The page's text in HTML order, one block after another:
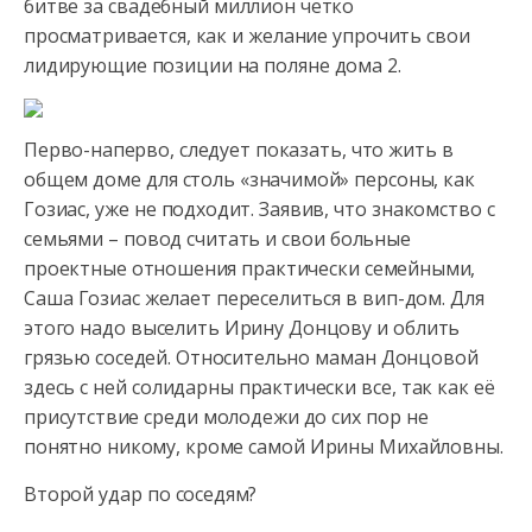
битве за свадебный миллион четко
просматривается, как и желание упрочить свои
лидирующие позиции на поляне дома 2.
Перво-наперво, следует показать, что жить в
общем доме для столь «значимой» персоны, как
Гозиас, уже не подходит. Заявив, что знакомство с
семьями – повод считать и свои больные
проектные отношения практически семейными,
Саша Гозиас желает переселиться в вип-дом. Для
этого надо выселить Ирину Донцову и облить
грязью соседей. Относительно маман Донцовой
здесь с ней солидарны практически все, так как её
присутствие среди молодежи до сих пор не
понятно никому, кроме самой Ирины Михайловны.
Второй удар по соседям?